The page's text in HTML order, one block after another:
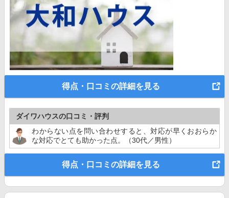
得点・口コミの詳細を見る
ダイワハウスの口コミ・評判
わからない点を問い合わせすると、対応が早くおおらか
な対応でとても助かった点。（30代／男性）
得点・口コミの詳細を見る